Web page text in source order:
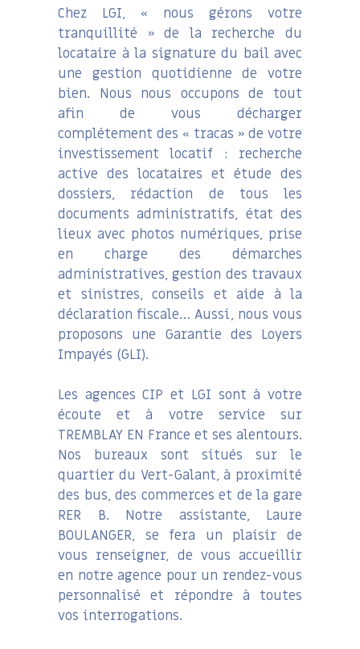
Chez LGI, « nous gérons votre
tranquillité » de la recherche du
locataire à la signature du bail avec
une gestion quotidienne de votre
bien. Nous nous occupons de tout
afin de vous décharger
complétement des « tracas » de votre
investissement locatif : recherche
active des locataires et étude des
dossiers, rédaction de tous les
documents administratifs, état des
lieux avec photos numériques, prise
en charge des démarches
administratives, gestion des travaux
et sinistres, conseils et aide à la
déclaration fiscale… Aussi, nous vous
proposons une Garantie des Loyers
Impayés (GLI).
Les agences CIP et LGI sont à votre
écoute et à votre service sur
TREMBLAY EN France et ses alentours.
Nos bureaux sont situés sur le
quartier du Vert-Galant, à proximité
des bus, des commerces et de la gare
RER B. Notre assistante, Laure
BOULANGER, se fera un plaisir de
vous renseigner, de vous accueillir
en notre agence pour un rendez-vous
personnalisé et répondre à toutes
vos interrogations.